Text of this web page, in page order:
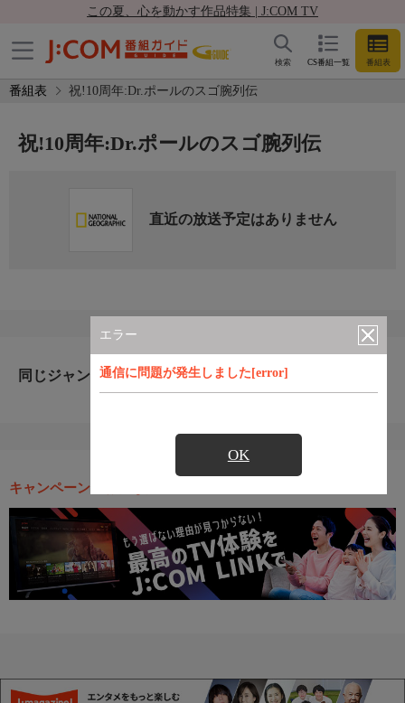
この夏、心を動かす作品特集 | J:COM TV
CS番組一覧 番組表
検索
番組表 祝!10周年:Dr.ポールのスゴ腕列伝
エラー
通信に問題が発生しました[error]
OK
祝!10周年:Dr.ポールのスゴ腕列伝
直近の放送予定はありません
同じジャンルのおすすめ番組
キャンペーン・お得な情報